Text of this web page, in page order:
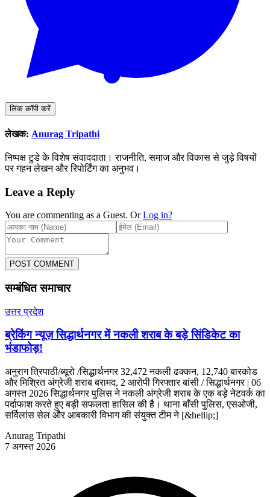
लिंक कॉपी करें
लेखक: Anurag Tripathi
निष्पक्ष टुडे के विशेष संवाददाता। राजनीति, समाज और विकास से जुड़े विषयों
पर गहन लेखन और रिपोर्टिंग का अनुभव।
Leave a Reply
You are commenting as a Guest. Or Log in?
POST COMMENT
सम्बंधित समाचार
उत्तर प्रदेश
ब्रेकिंग न्यूज़ सिद्धार्थनगर में नकली शराब के बड़े सिंडिकेट का
भंडाफोड़!
अनुराग त्रिपाठी/ब्यूरो /सिद्धार्थनगर 32,472 नकली ढक्कन, 12,740 बारकोड
और मिश्रित अंग्रेजी शराब बरामद, 2 आरोपी गिरफ्तार बांसी / सिद्धार्थनगर | 06
अगस्त 2026 सिद्धार्थनगर पुलिस ने नकली अंग्रेजी शराब के एक बड़े नेटवर्क का
पर्दाफाश करते हुए बड़ी सफलता हासिल की है। थाना बाँसी पुलिस, एसओजी,
सर्विलांस सेल और आबकारी विभाग की संयुक्त टीम ने [&hellip;]
Anurag Tripathi
7 अगस्त 2026